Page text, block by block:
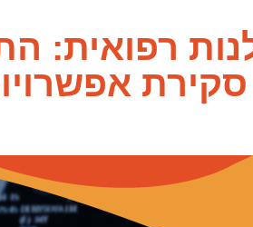
רפואית:
סקירת